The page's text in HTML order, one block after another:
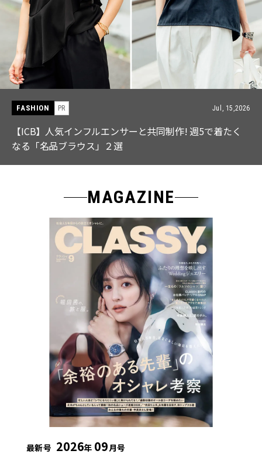
FASHION PR Jul, 15,2026
【ICB】人気インフルエンサーと共同制作! 週5で着たく
なる「名品ブラウス」２選
MAGAZINE
最新号 2026年 09月号